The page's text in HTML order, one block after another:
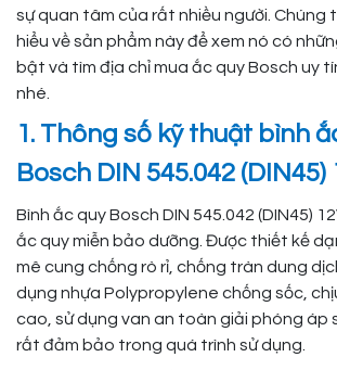
sự quan tâm của rất nhiều người. Chúng
hiểu về sản phẩm này để xem nó có
bật và tìm địa chỉ mua ắc quy Bosch uy
nhé.
1. Thông số kỹ thuật bình
Bosch DIN 545.042 (DIN45)
Bình ắc quy Bosch DIN 545.042 (DIN45)
ắc quy miễn bảo dưỡng. Được thiết kế
mê cung chống rò rỉ, chống tràn dung
dụng nhựa Polypropylene chống sốc,
cao, sử dụng van an toàn giải phóng áp
rất đảm bảo trong quá trình sử dụng.